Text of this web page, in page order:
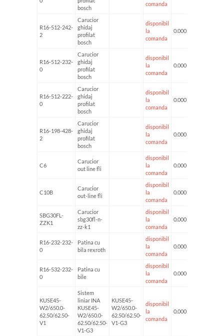
bosch
comanda
R16-512-242-
2
Carucior
ghidaj
profilat
bosch
disponibil
la
comanda
0.000 kg
R16-512-232-
0
Carucior
ghidaj
profilat
bosch
disponibil
la
comanda
0.000 kg
R16-512-222-
0
Carucior
ghidaj
profilat
bosch
disponibil
la
comanda
0.000 kg
R16-198-428-
2
Carucior
ghidaj
profilat
bosch
disponibil
la
comanda
0.000 kg
C6
Carucior
out line fli
disponibil
la
comanda
0.000 kg
C10B
Carucior
out-line fli
disponibil
la
comanda
0.000 kg
SBG30FL-
ZZK1
Carucior
sbg30fl-n-
zz-k1
disponibil
la
comanda
0.000 kg
R16-232-232-
0
Patina cu
bila rexroth
disponibil
la
comanda
0.000 kg
R16-532-232-
0
Patina cu
bile
disponibil
la
comanda
0.000 kg
KUSE45-
W2/650.0-
62.50/62.50-
V1
Sistem
liniar INA
KUSE45-
W2/650.0-
62.50/62.50-
V1-G3
KUSE45-
W2/650.0-
62.50/62.50-
V1-G3
disponibil
la
comanda
0.000 kg